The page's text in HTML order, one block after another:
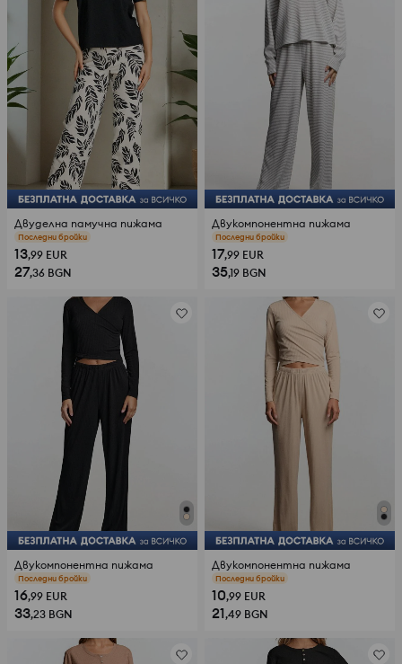
Двуделна памучна пижама
прегледи (37)
13,99 EUR
27,36 BGN
Двукомпонентна пижама
прегледи (107)
17,99 EUR
35,19 BGN
Двукомпонентна пижама
прегледи (96)
16,99 EUR
33,23 BGN
Двукомпонентна пижама
прегледи (96)
10,99 EUR
21,49 BGN